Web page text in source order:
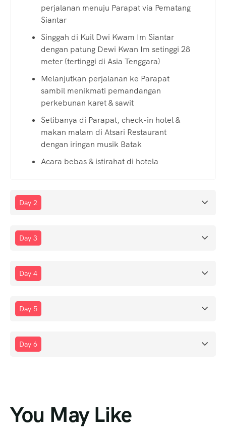
perjalanan menuju Parapat via Pematang
Siantar
Singgah di Kuil Dwi Kwam Im Siantar
dengan patung Dewi Kwan Im setinggi 28
meter (tertinggi di Asia Tenggara)
Melanjutkan perjalanan ke Parapat
sambil menikmati pemandangan
perkebunan karet & sawit
Setibanya di Parapat, check-in hotel &
makan malam di Atsari Restaurant
dengan iringan musik Batak
Acara bebas & istirahat di hotela
Day 2
Day 3
Day 4
Day 5
Day 6
You May Like